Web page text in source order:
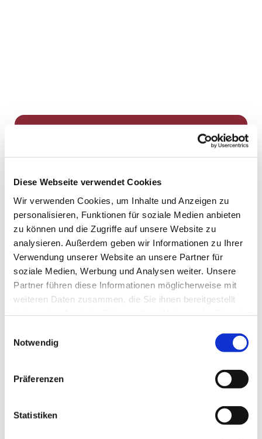
Diese Webseite verwendet Cookies
Wir verwenden Cookies, um Inhalte und Anzeigen zu
personalisieren, Funktionen für soziale Medien anbieten
zu können und die Zugriffe auf unsere Website zu
analysieren. Außerdem geben wir Informationen zu Ihrer
Verwendung unserer Website an unsere Partner für
soziale Medien, Werbung und Analysen weiter. Unsere
Partner führen diese Informationen möglicherweise mit
weiteren Daten zusammen, die Sie ihnen bereitgestellt
Notwendig
Präferenzen
Statistiken
Dies könnte Sie auch